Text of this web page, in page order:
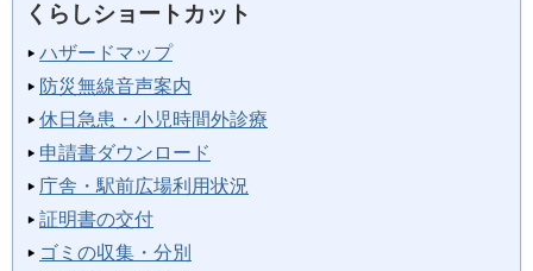
くらしショートカット
ハザードマップ
防災無線音声案内
休日急患・小児時間外診療
申請書ダウンロード
庁舎・駅前広場利用状況
証明書の交付
ゴミの収集・分別